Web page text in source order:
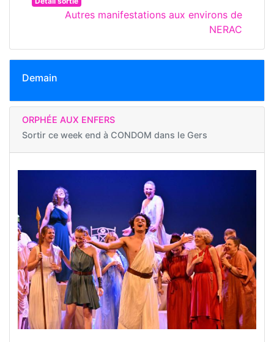
Autres manifestations aux environs de
NERAC
Demain
ORPHÉE AUX ENFERS
Sortir ce week end à CONDOM dans le Gers